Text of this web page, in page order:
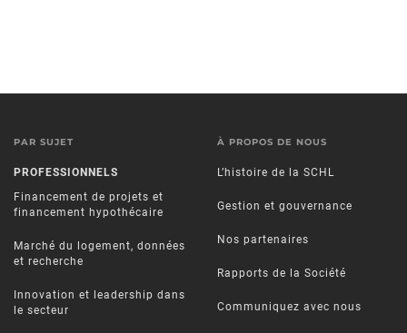
PAR SUJET
PROFESSIONNELS
Financement de projets et
financement hypothécaire
Marché du logement, données
et recherche
Innovation et leadership dans
le secteur
À PROPOS DE NOUS
L’histoire de la SCHL
Gestion et gouvernance
Nos partenaires
Rapports de la Société
Communiquez avec nous